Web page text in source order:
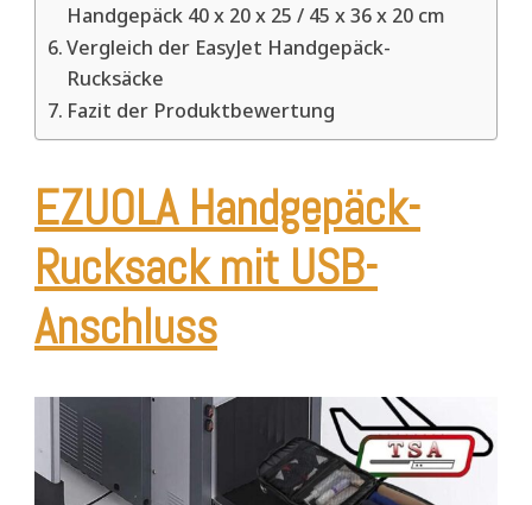
Handgepäck 40 x 20 x 25 / 45 x 36 x 20 cm
Vergleich der EasyJet Handgepäck-
Rucksäcke
Fazit der Produktbewertung
EZUOLA Handgepäck-
Rucksack mit USB-
Anschluss